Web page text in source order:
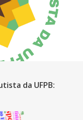
da UFPB: